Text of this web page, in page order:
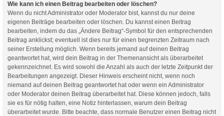
Wie kann ich einen Beitrag bearbeiten oder löschen?
Wenn du nicht Administrator oder Moderator bist, kannst du nur deine
eigenen Beiträge bearbeiten oder löschen. Du kannst einen Beitrag
bearbeiten, indem du das „Ändere Beitrag“-Symbol für den entsprechenden
Beitrag anklickst; eventuell ist dies nur für einen begrenzten Zeitraum nach
seiner Erstellung möglich. Wenn bereits jemand auf deinen Beitrag
geantwortet hat, wird dein Beitrag in der Themenansicht als überarbeitet
gekennzeichnet. Es wird sowohl die Anzahl als auch der letzte Zeitpunkt der
Bearbeitungen angezeigt. Dieser Hinweis erscheint nicht, wenn noch
niemand auf deinen Beitrag geantwortet hat oder wenn ein Administrator
oder Moderator deinen Beitrag überarbeitet hat. Diese können jedoch, falls
sie es für nötig halten, eine Notiz hinterlassen, warum dein Beitrag
überarbeitet wurde. Bitte beachte, dass normale Benutzer einen Beitrag nicht